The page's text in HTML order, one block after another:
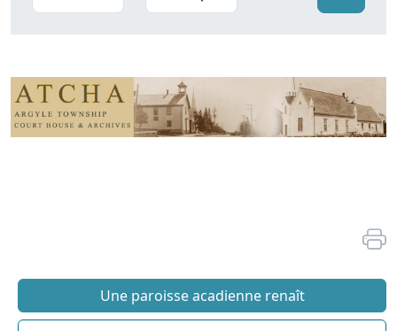
Une paroisse acadienne renaît